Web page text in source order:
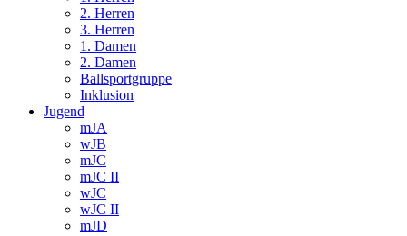
2. Herren
3. Herren
1. Damen
2. Damen
Ballsportgruppe
Inklusion
Jugend
mJA
wJB
mJC
mJC II
wJC
wJC II
mJD